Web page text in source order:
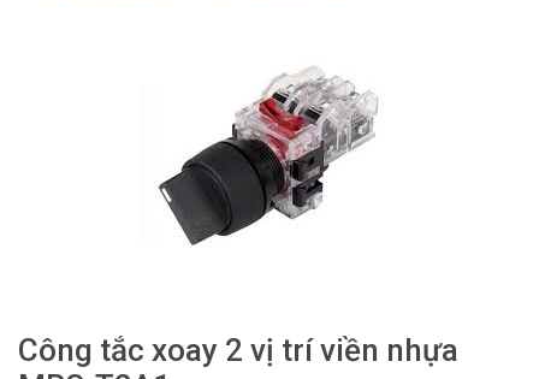
Công tắc xoay 2 vị trí viền nhựa